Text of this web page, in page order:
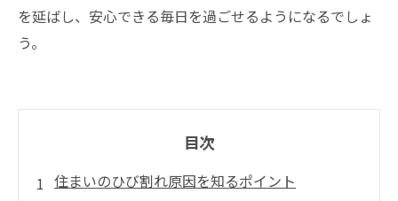
を延ばし、安心できる毎日を過ごせるようになるでしょ
う。
目次
住まいのひび割れ原因を知るポイント